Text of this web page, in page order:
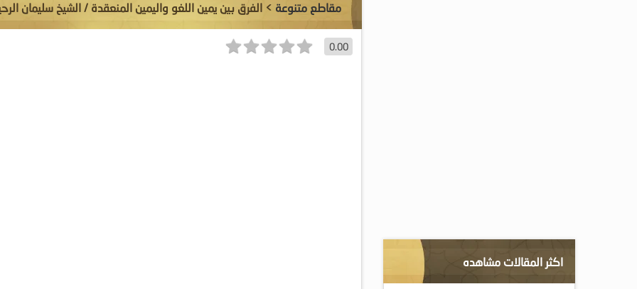
مقاطع متنوعة > الفرق بين يمين اللغو واليمين المنعقدة / الشيخ سليمان
0.00
اكثر المقالات مشاهده